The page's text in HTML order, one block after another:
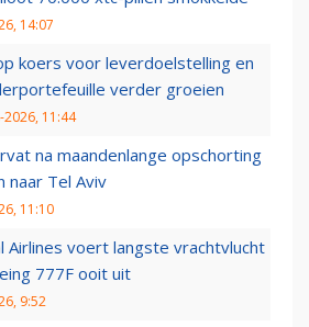
14:07
koers voor leverdoelstelling en
verder groeien
2026, 11:44
na maandenlange opschorting
naar Tel Aviv
11:10
Airlines voert langste vrachtvlucht
777F ooit uit
9:52